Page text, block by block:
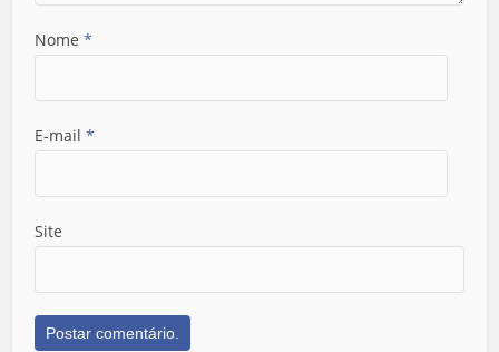
Nome*
E-mail*
Site